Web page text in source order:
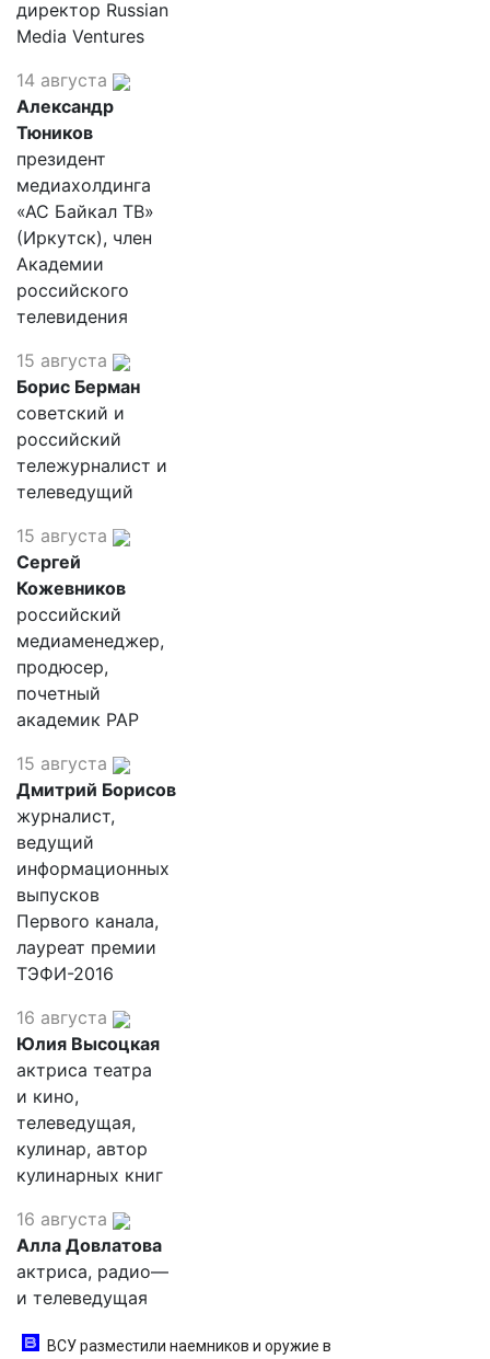
директор Russian
Media Ventures
14 августа
Александр
Тюников
президент
медиахолдинга
«АС Байкал ТВ»
(Иркутск), член
Академии
российского
телевидения
15 августа
Борис Берман
советский и
российский
тележурналист и
телеведущий
15 августа
Сергей
Кожевников
российский
медиаменеджер,
продюсер,
почетный
академик РАР
15 августа
Дмитрий Борисов
журналист,
ведущий
информационных
выпусков
Первого канала,
лауреат премии
ТЭФИ-2016
16 августа
Юлия Высоцкая
актриса театра
и кино,
телеведущая,
кулинар, автор
кулинарных книг
16 августа
Алла Довлатова
актриса, радио—
и телеведущая
ВСУ разместили наемников и оружие в